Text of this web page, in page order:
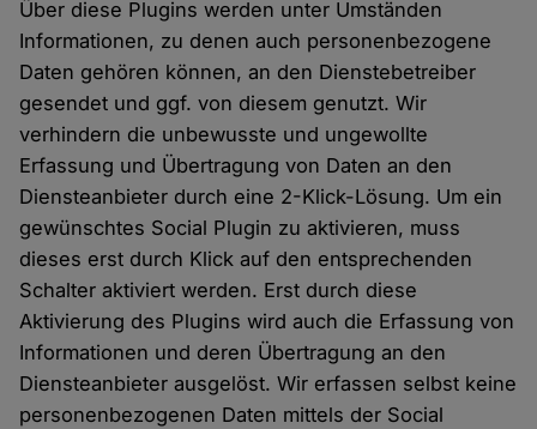
Über diese Plugins werden unter Umständen
Informationen, zu denen auch personenbezogene
Daten gehören können, an den Dienstebetreiber
gesendet und ggf. von diesem genutzt. Wir
verhindern die unbewusste und ungewollte
Erfassung und Übertragung von Daten an den
Diensteanbieter durch eine 2-Klick-Lösung. Um ein
gewünschtes Social Plugin zu aktivieren, muss
dieses erst durch Klick auf den entsprechenden
Schalter aktiviert werden. Erst durch diese
Aktivierung des Plugins wird auch die Erfassung von
Informationen und deren Übertragung an den
Diensteanbieter ausgelöst. Wir erfassen selbst keine
personenbezogenen Daten mittels der Social